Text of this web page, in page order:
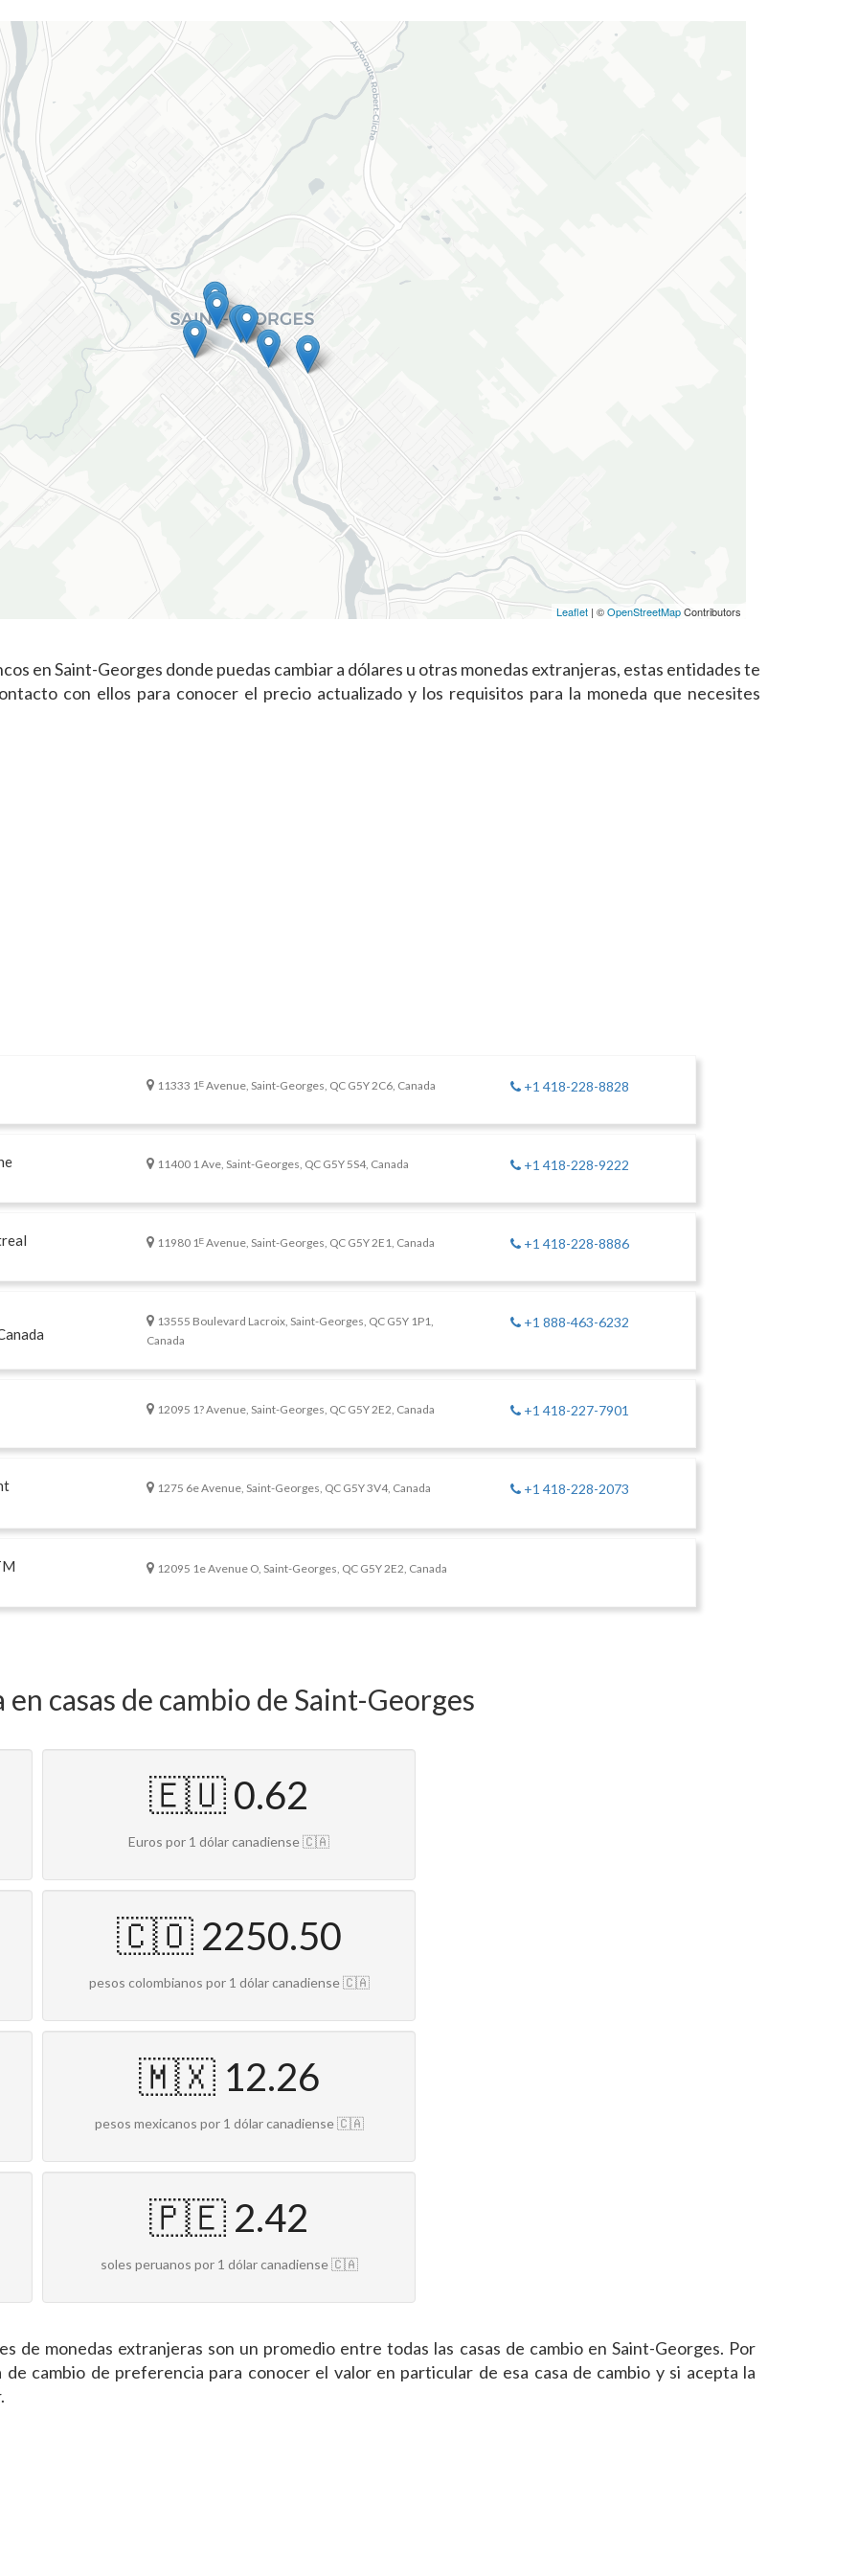
Leaflet | ©OpenStreetMapContributors
en Saint-Georges donde puedas cambiar a dólares u otras monedas extranjeras, estas entidades te
con ellos para conocer el precio actualizado y los requisitos para la moneda que necesites
11333 1ᴱ Avenue, Saint-Georges, QC G5Y 2C6, Canada +1 418-228-8828
11400 1 Ave, Saint-Georges, QC G5Y 5S4, Canada +1 418-228-9222
11980 1ᴱ Avenue, Saint-Georges, QC G5Y 2E1, Canada +1 418-228-8886
13555 Boulevard Lacroix, Saint-Georges, QC G5Y 1P1,
Canada
+1 888-463-6232
12095 1? Avenue, Saint-Georges, QC G5Y 2E2, Canada +1 418-227-7901
1275 6e Avenue, Saint-Georges, QC G5Y 3V4, Canada +1 418-228-2073
12095 1e Avenue O, Saint-Georges, QC G5Y 2E2, Canada
casas de cambio de Saint-Georges
🇪🇺 0.62
Euros por 1 dólar canadiense 🇨🇦
🇨🇴 2250.50
pesos colombianos por 1 dólar canadiense 🇨🇦
🇲🇽 12.26
pesos mexicanos por 1 dólar canadiense 🇨🇦
🇵🇪 2.42
soles peruanos por 1 dólar canadiense 🇨🇦
de monedas extranjeras son un promedio entre todas las casas de cambio en Saint-Georges. Por
cambio de preferencia para conocer el valor en particular de esa casa de cambio y si acepta la